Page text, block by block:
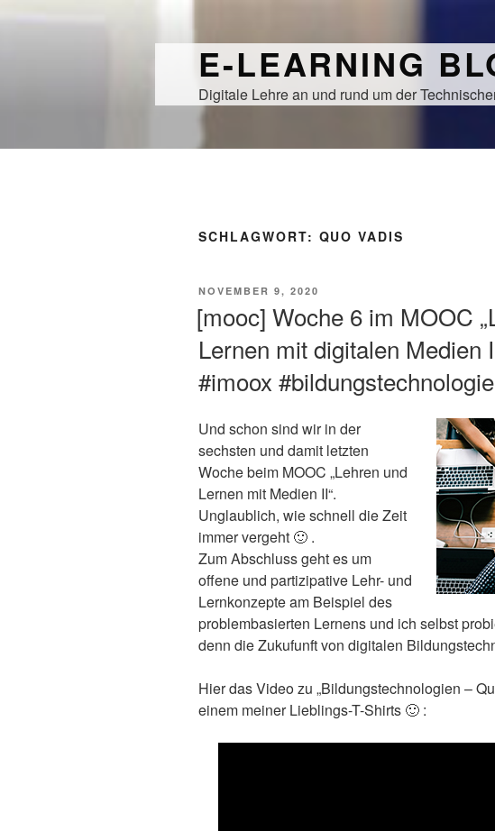
E-LEARNING
Digitale Lehre an und rund um der
SCHLAGWORT: QUO VADIS
VERÖFFENTLICHT
NOVEMBER 9, 2020
[mooc] Woche 6 im MOOC
Lernen mit digitalen Medien
#imoox
Und schon sind wir in der
sechsten und damit letzten
Woche beim MOOC „Lehren und
Lernen mit Medien II“.
Unglaublich, wie schnell die Zeit
immer vergeht 🙂 .
Zum Abschluss geht es um
offene und partizipative Lehr- und
Lernkonzepte am Beispiel des
problembasierten Lernens und ich selbst
denn die Zukufunft von digitalen
Hier das Video zu „Bildungstechnologien –
einem meiner Lieblings-T-Shirts 🙂 :